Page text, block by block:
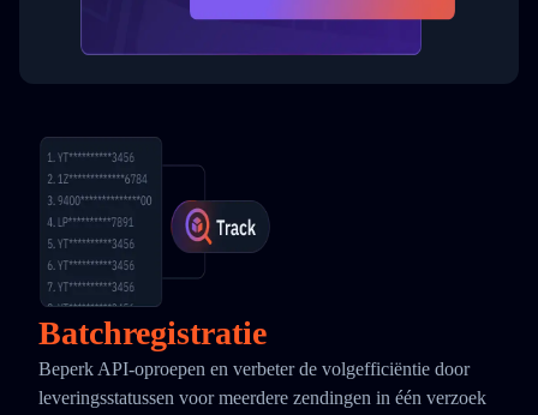
Batchregistratie
Beperk API-oproepen en verbeter de volgefficiëntie door
leveringsstatussen voor meerdere zendingen in één verzoek